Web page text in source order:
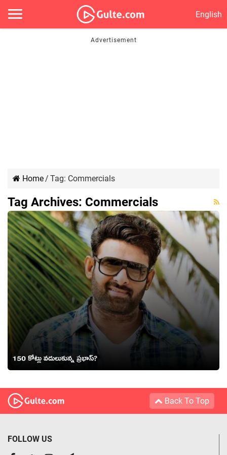
English
Home/ Tag: Commercials
Tag Archives: Commercials
150 కోట్లు వదులుకున్న ప్రభాస్?
Back To Top
FOLLOW US